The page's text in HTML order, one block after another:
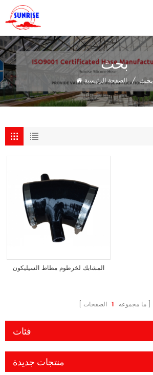
بحث
الصفحة الرئيسية / بحث
المشابك لخرطوم مطاط السيليكون
ما مجموعه 1 الصفحات
فئات
منتجات جديدة